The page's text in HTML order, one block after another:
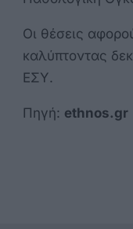
Οι θέσεις
καλύπτοντας
ΕΣΥ.
Πηγή: ethnos.gr